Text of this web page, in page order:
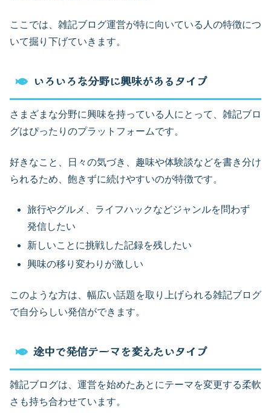
ここでは、雑記ブログ運営が特に向いている人の特徴につ
いて掘り下げていきます。
いろいろな分野に興味があるタイプ
さまざまな分野に興味を持っている人にとって、雑記ブロ
グはぴったりのプラットフォームです。
好きなこと、日々の気づき、趣味や体験談などを書き分け
られるため、飽きずに続けやすいのが特徴です。
旅行やグルメ、ライフハックなどジャンルを問わず
発信したい
新しいことに挑戦した記録を残したい
興味の移り変わりが激しい
このような方は、幅広い話題を取り上げられる雑記ブログ
で自分らしい発信ができます。
途中で発信テーマを変えたいタイプ
雑記ブログは、運営を始めたあとにテーマを変更する柔軟
さも持ち合わせています。